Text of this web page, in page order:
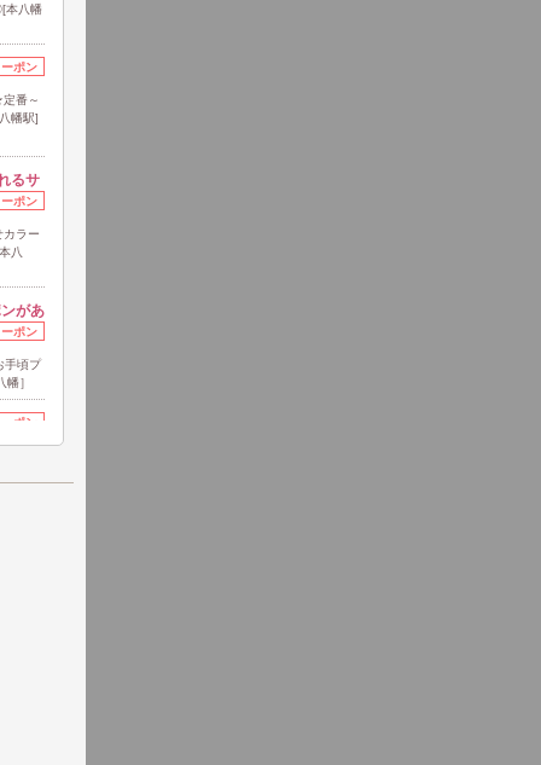
本八幡
ポン
番～
幡駅]
るサ
ポン
カラー
八
があ
ポン
手頃プ
］
ポン